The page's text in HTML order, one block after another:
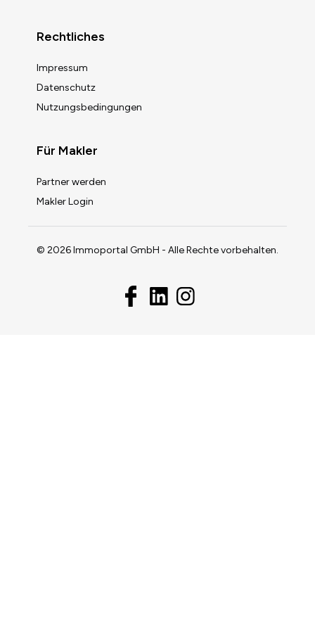
Rechtliches
Impressum
Datenschutz
Nutzungsbedingungen
Für Makler
Partner werden
Makler Login
© 2026 Immoportal GmbH - Alle Rechte vorbehalten.